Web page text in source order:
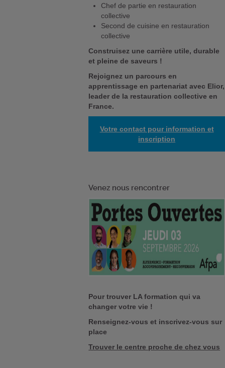
Chef de partie en restauration
collective
Second de cuisine en restauration
collective
Construisez une carrière utile, durable
et pleine de saveurs !
Rejoignez un parcours en
apprentissage en partenariat avec Elior,
leader de la restauration collective en
France.
Votre contact pour information et
inscription
Venez nous rencontrer
Pour trouver LA formation qui va
changer votre vie !
Renseignez-vous et inscrivez-vous sur
place
Trouver le centre proche de chez vous